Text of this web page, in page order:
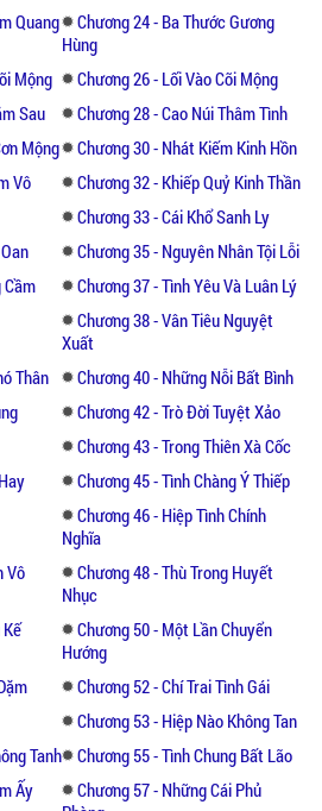
Quang
Chương 24 - Ba Thước Gương
Hùng
Mộng
Chương 26 - Lối Vào Cõi Mộng
Sau
Chương 28 - Cao Núi Thâm Tình
Mộng
Chương 30 - Nhát Kiếm Kinh Hồn
Vô
Chương 32 - Khiếp Quỷ Kinh Thần
Chương 33 - Cái Khổ Sanh Ly
Chương 35 - Nguyên Nhân Tội Lỗi
Cầm
Chương 37 - Tình Yêu Và Luân Lý
Chương 38 - Vân Tiêu Nguyệt
Xuất
Thân
Chương 40 - Những Nỗi Bất Bình
Chương 42 - Trò Đời Tuyệt Xảo
Chương 43 - Trong Thiên Xà Cốc
Chương 45 - Tình Chàng Ý Thiếp
Chương 46 - Hiệp Tình Chính
Nghĩa
Vô
Chương 48 - Thù Trong Huyết
Nhục
Chương 50 - Một Lần Chuyển
Hướng
Chương 52 - Chí Trai Tình Gái
Chương 53 - Hiệp Nào Không Tan
Tanh
Chương 55 - Tình Chung Bất Lão
Ấy
Chương 57 - Những Cái Phủ